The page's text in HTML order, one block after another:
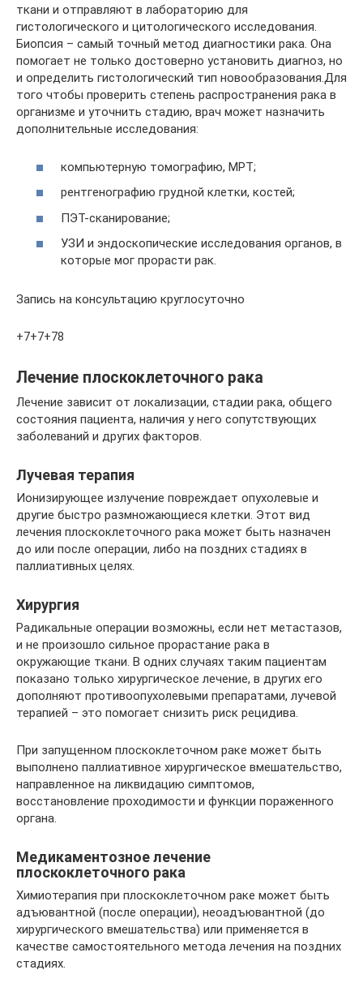
ткани и отправляют в лабораторию для
гистологического и цитологического исследования.
Биопсия – самый точный метод диагностики рака. Она
помогает не только достоверно установить диагноз, но
и определить гистологический тип новообразования.Для
того чтобы проверить степень распространения рака в
организме и уточнить стадию, врач может назначить
дополнительные исследования:
компьютерную томографию, МРТ;
рентгенографию грудной клетки, костей;
ПЭТ-сканирование;
УЗИ и эндоскопические исследования органов, в
которые мог прорасти рак.
Запись на консультацию круглосуточно
+7+7+78
Лечение плоскоклеточного рака
Лечение зависит от локализации, стадии рака, общего
состояния пациента, наличия у него сопутствующих
заболеваний и других факторов.
Лучевая терапия
Ионизирующее излучение повреждает опухолевые и
другие быстро размножающиеся клетки. Этот вид
лечения плоскоклеточного рака может быть назначен
до или после операции, либо на поздних стадиях в
паллиативных целях.
Хирургия
Радикальные операции возможны, если нет метастазов,
и не произошло сильное прорастание рака в
окружающие ткани. В одних случаях таким пациентам
показано только хирургическое лечение, в других его
дополняют противоопухолевыми препаратами, лучевой
терапией – это помогает снизить риск рецидива.
При запущенном плоскоклеточном раке может быть
выполнено паллиативное хирургическое вмешательство,
направленное на ликвидацию симптомов,
восстановление проходимости и функции пораженного
органа.
Медикаментозное лечение
плоскоклеточного рака
Химиотерапия при плоскоклеточном раке может быть
адъювантной (после операции), неоадъювантной (до
хирургического вмешательства) или применяется в
качестве самостоятельного метода лечения на поздних
стадиях.